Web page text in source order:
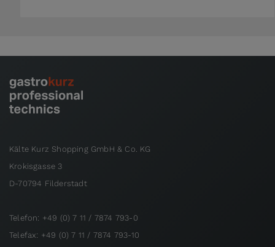
Kälte Kurz Shopping GmbH & Co. KG
Krokisgasse 3
D-70794 Filderstadt
Telefon: +49 (0) 7 11 / 7874 793-0
Telefax: +49 (0) 7 11 / 7874 793-10